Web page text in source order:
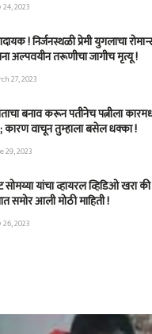
24, 2023
! निर्जनस्थळी प्रेमी युगलाचा
अल्पवयीन तरूणीचा जागीच मृत्यू !
27, 2023
बनाव करून पतीनेच‎ पत्नीला
कारण वाचून तुम्हाला बसेल धक्का !
29, 2023
सोमय्या यांचा व्हायरल व्हिडिओ खरा
समोर आली मोठी माहिती !
26, 2023